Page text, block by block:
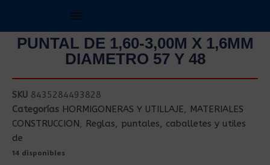
PUNTAL DE 1,60-3,00M X 1,6MM
DIAMETRO 57 Y 48
SKU 8435284493828
Categorías HORMIGONERAS Y UTILLAJE, MATERIALES
CONSTRUCCION, Reglas, puntales, caballetes y utiles
de
14 disponibles